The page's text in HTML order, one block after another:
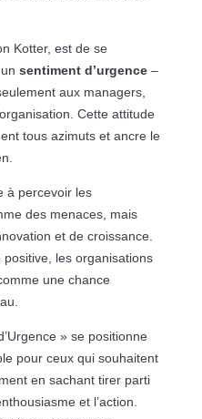
Kotter, est de se
sentiment d’urgence–
aux managers,
Cette attitude
tous azimuts et ancre le
à percevoir les
des menaces, mais
et de croissance.
les organisations
une chance
» se positionne
pour ceux qui souhaitent
en sachant tirer parti
et l’action.